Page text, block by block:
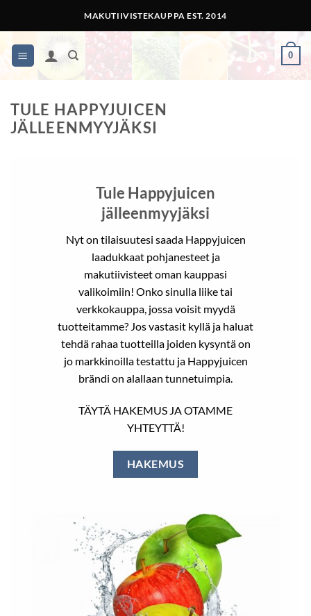
content
MAKUTIIVISTEKAUPPA EST. 2014
0
TULE HAPPYJUICEN
JÄLLEENMYYJÄKSI
Tule Happyjuicen
jälleenmyyjäksi
Nyt on tilaisuutesi saada Happyjuicen
laadukkaat pohjanesteet ja
makutiivisteet oman kauppasi
valikoimiin! Onko sinulla liike tai
verkkokauppa, jossa voisit myydä
tuotteitamme? Jos vastasit kyllä ja haluat
tehdä rahaa tuotteilla joiden kysyntä on
jo markkinoilla testattu ja Happyjuicen
brändi on alallaan tunnetuimpia.
TÄYTÄ HAKEMUS JA OTAMME
YHTEYTTÄ!
HAKEMUS